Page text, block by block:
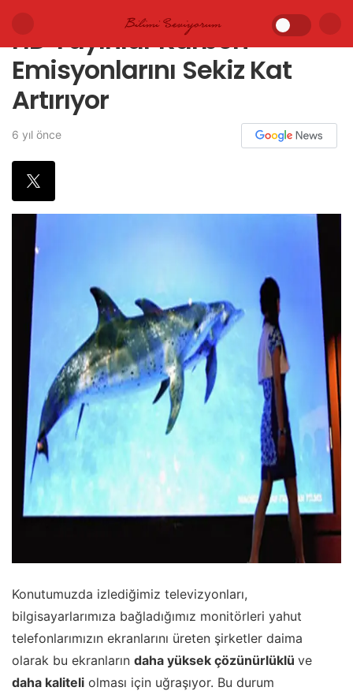
HD Yayınlar Karbon
Emisyonlarını Sekiz Kat
Artırıyor
6 yıl önce
Konutumuzda izlediğimiz televizyonları,
bilgisayarlarımıza bağladığımız monitörleri yahut
telefonlarımızın ekranlarını üreten şirketler daima
olarak bu ekranların daha yüksek çözünürlüklü ve
daha kaliteli olması için uğraşıyor. Bu durum